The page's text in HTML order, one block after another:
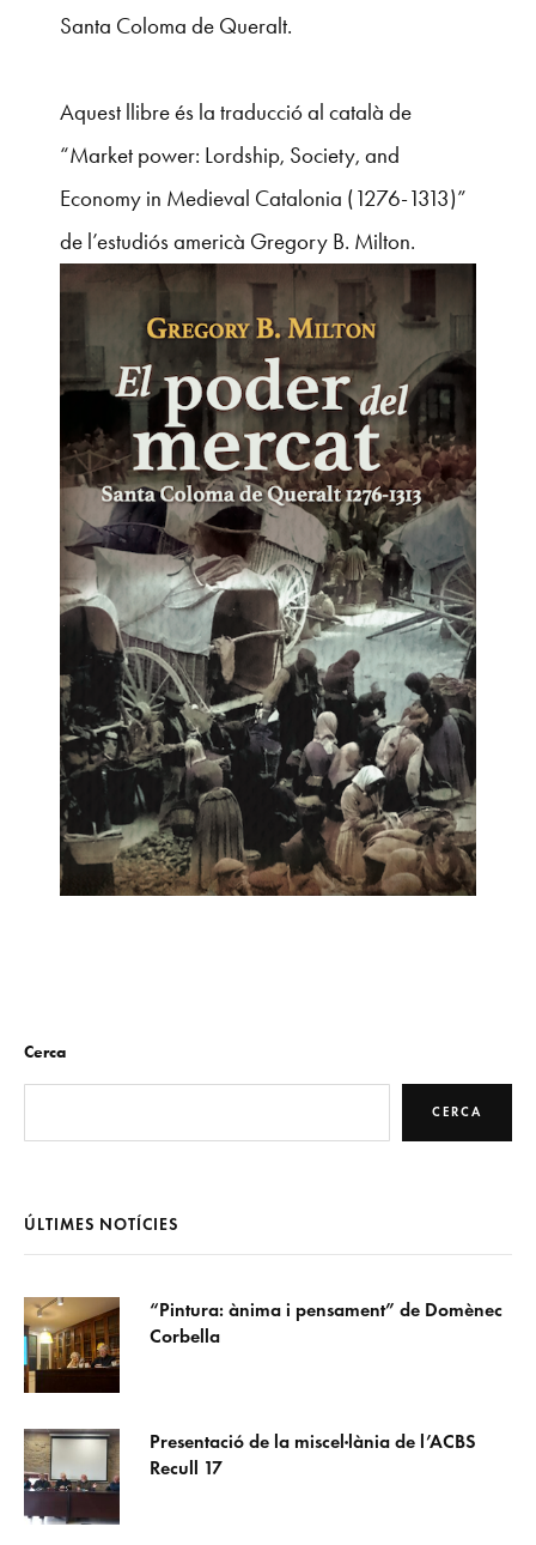
Santa Coloma de Queralt.
Aquest llibre és la traducció al català de
“Market power: Lordship, Society, and
Economy in Medieval Catalonia (1276-1313)”
de l’estudiós americà Gregory B. Milton.
Cerca
CERCA
ÚLTIMES NOTÍCIES
“Pintura: ànima i pensament” de Domènec
Corbella
Presentació de la miscel·lània de l’ACBS
Recull 17